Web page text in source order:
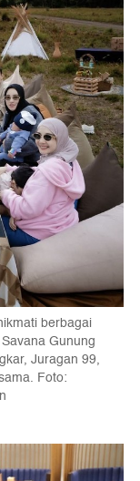
berbagai
Gunung
Juragan 99,
Foto: